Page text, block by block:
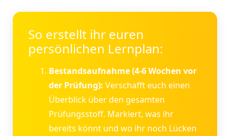
So erstellt ihr euren
persönlichen Lernplan:
Bestandsaufnahme (4-6 Wochen vor
der Prüfung): Verschafft euch einen
Überblick über den gesamten
Prüfungsstoff. Markiert, was ihr
bereits könnt und wo ihr noch Lücken